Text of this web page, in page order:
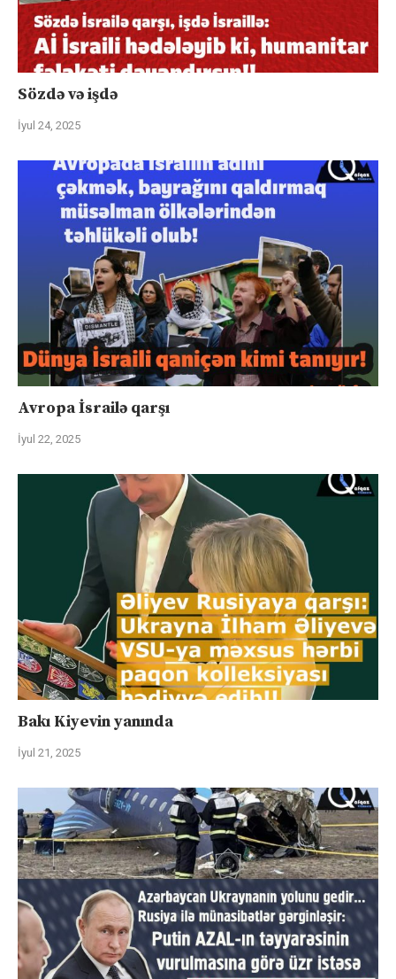
Sözdə və işdə
İyul 24, 2025
Avropa İsrailə qarşı
İyul 22, 2025
Bakı Kiyevin yanında
İyul 21, 2025